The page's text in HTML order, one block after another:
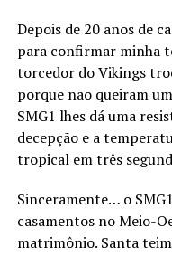
Depois de 20 anos de
para confirmar minha
torcedor do Vikings
porque não queiram
SMG1 lhes dá uma
decepção e a
tropical em três
Sinceramente… o
casamentos no Meio-
matrimônio. Santa